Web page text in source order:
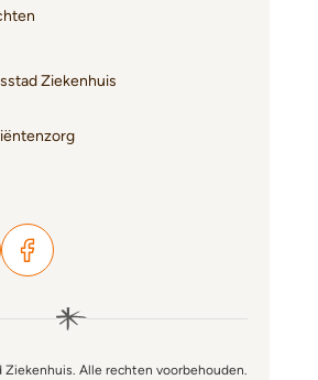
Ziekenhuis
Alle rechten voorbehouden.